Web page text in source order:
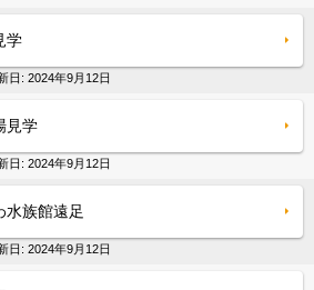
学
日: 2024年9月12日
見学
日: 2024年9月12日
族館遠足
日: 2024年9月12日